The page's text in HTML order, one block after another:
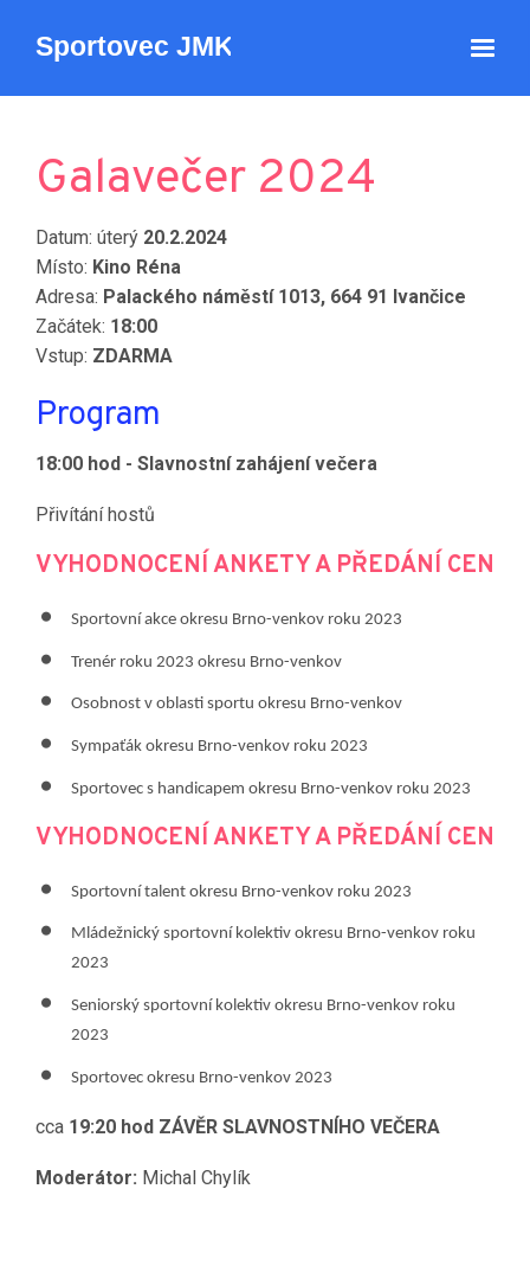
Galavečer 2024
Datum: úterý 20.2.2024
Místo: Kino Réna
Adresa: Palackého náměstí 1013, 664 91 Ivančice
Začátek: 18:00
Vstup: ZDARMA
Program
18:00 hod - Slavnostní zahájení večera
Přivítání hostů
VYHODNOCENÍ ANKETY A PŘEDÁNÍ CEN
Sportovní akce okresu Brno-venkov roku 2023
Trenér roku 2023 okresu Brno-venkov
Osobnost v oblasti sportu okresu Brno-venkov
Sympaťák okresu Brno-venkov roku 2023
Sportovec s handicapem okresu Brno-venkov roku 2023
VYHODNOCENÍ ANKETY A PŘEDÁNÍ CEN
Sportovní talent okresu Brno-venkov roku 2023
​Mládežnický sportovní kolektiv okresu Brno-venkov roku
2023
Seniorský sportovní kolektiv okresu Brno-venkov roku
2023
Sportovec okresu Brno-venkov 2023
cca 19:20 hod ZÁVĚR SLAVNOSTNÍHO VEČERA
Moderátor: Michal Chylík